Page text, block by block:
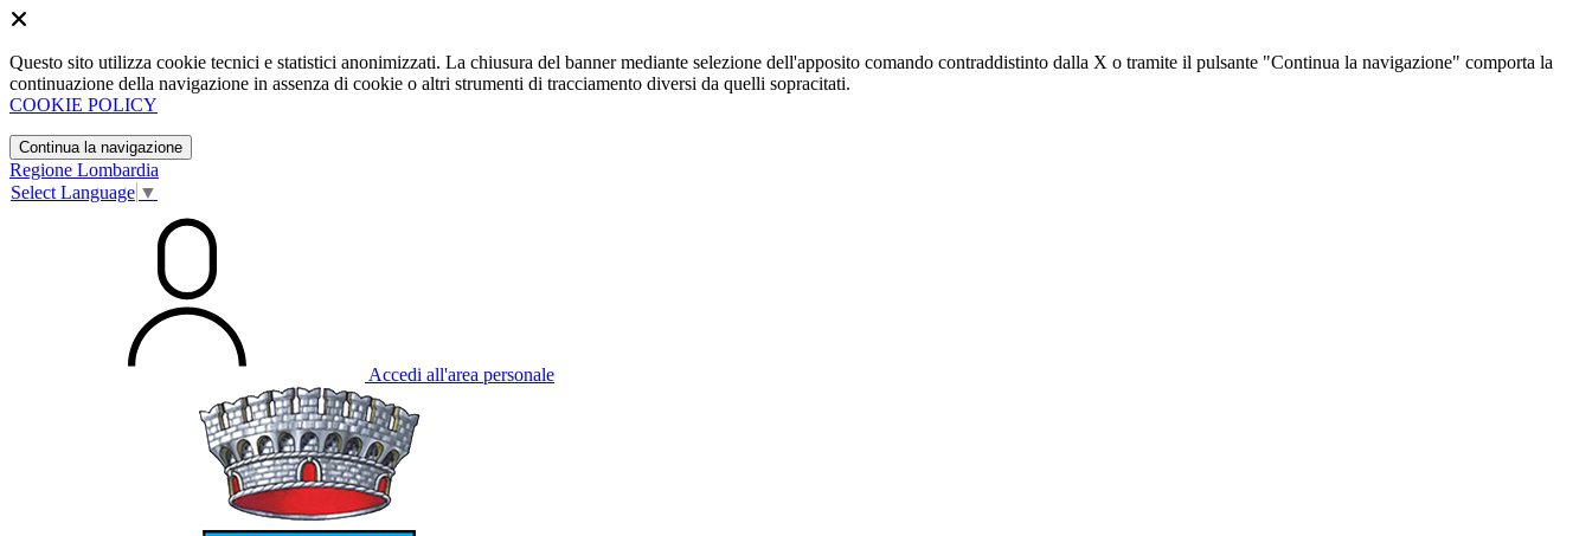
Questo sito utilizza cookie tecnici e statistici anonimizzati. La chiusura del banner mediante selezione dell'apposito comando contraddistinto dalla X o tramite il pulsante "Continua la navigazione" comporta la
continuazione della navigazione in assenza di cookie o altri strumenti di tracciamento diversi da quelli sopracitati.
COOKIE POLICY
Continua la navigazione
Regione Lombardia
Select Language ▼
Accedi all'area personale